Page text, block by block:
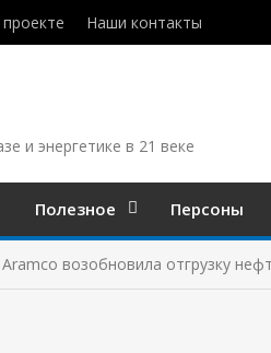
Наши контакты
и энергетике в 21 веке
Полезное Персоны
Aramco возобновила отгрузку